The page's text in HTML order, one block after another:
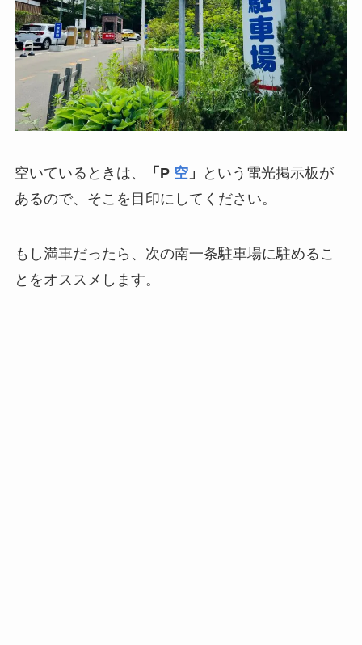
空いているときは、 「P 空」
という電光掲示板が
あるので、そこを目印にしてください。
もし満車だったら、次の南一条駐車場に駐めるこ
とをオススメします。